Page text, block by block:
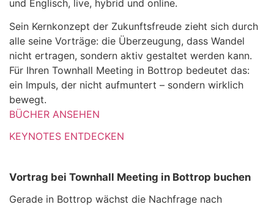
und Englisch, live, hybrid und online.
Sein Kernkonzept der Zukunftsfreude zieht sich durch
alle seine Vorträge: die Überzeugung, dass Wandel
nicht ertragen, sondern aktiv gestaltet werden kann.
Für Ihren Townhall Meeting in Bottrop bedeutet das:
ein Impuls, der nicht aufmuntert – sondern wirklich
bewegt.
BÜCHER ANSEHEN
KEYNOTES ENTDECKEN
Vortrag bei Townhall Meeting in Bottrop buchen
Gerade in Bottrop wächst die Nachfrage nach